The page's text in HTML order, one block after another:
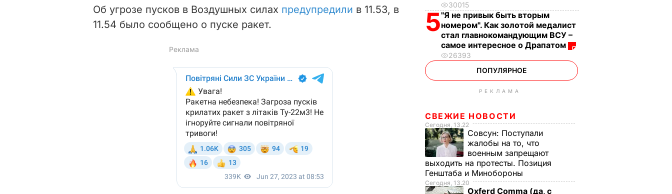
Об угрозе пусков в Воздушных силах предупредили в 11.53, в
11.54 было сообщено о пуске ракет.
30015
5"Я не привык быть вторым
номером". Как золотой медалист
стал главнокомандующим ВСУ –
самое интересное о Драпатом
26393
ПОПУЛЯРНОЕ
РЕКЛАМА
СВЕЖИЕ НОВОСТИ
Сегодня, 13.22
Совсун: Поступали
жалобы на то, что
военным запрещают
выходить на протесты. Позиция
Генштаба и Минобороны
Сегодня, 13.20
Oxferd Comma (да, с